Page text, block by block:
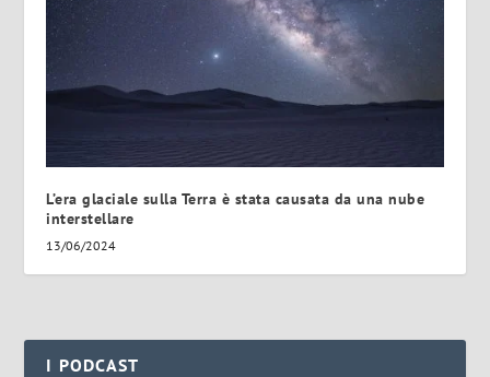
L’era glaciale sulla Terra è stata causata da una nube
interstellare
13/06/2024
I PODCAST